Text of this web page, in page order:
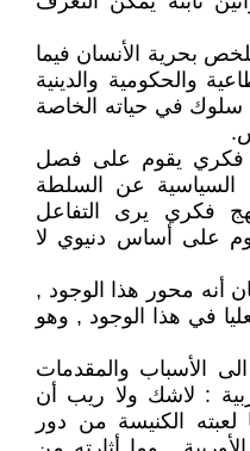
بحرية الأنسان فيما
والحكومية والدينية
سلوك في حياته الخاصة
فكري يقوم على فصل
السياسية عن السلطة
فكري يرى التفاعل
على أساس دنيوي لا
أنه محور هذا الوجود ,
في هذا الوجود , وهو
الأسباب والمقدمات
: لاشك ولا ريب أن
الكنيسة من دور